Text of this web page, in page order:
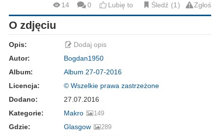
14 0 Lubię to Śledź 1 Zgłoś
O zdjęciu
Opis:
Dodaj opis
Autor:
Bogdan1950
Album:
Album 27-07-2016
Licencja:
© Wszelkie prawa zastrzeżone
Dodano:
27.07.2016
Kategorie:
Makro 149
Gdzie: Glasgow 289